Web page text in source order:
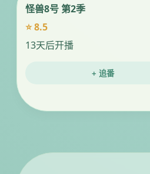
怪兽8号 第2季
⭐ 8.5
13天后开播
+ 追番